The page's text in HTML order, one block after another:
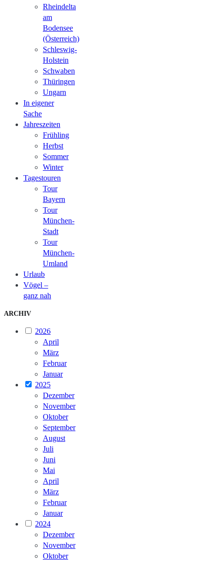
Rheindelta
am
Bodensee
(Österreich)
Schleswig-
Holstein
Schwaben
Thüringen
Ungarn
In eigener
Sache
Jahreszeiten
Frühling
Herbst
Sommer
Winter
Tagestouren
Tour
Bayern
Tour
München-
Stadt
Tour
München-
Umland
Urlaub
Vögel –
ganz nah
ARCHIV
2026
April
März
Februar
Januar
2025
Dezember
November
Oktober
September
August
Juli
Juni
Mai
April
März
Februar
Januar
2024
Dezember
November
Oktober